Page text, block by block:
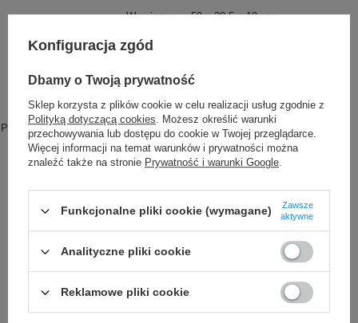
Wymiary 50 x 28.5 x 19 cm
Waga (g)
Wewnętrzny klips do mocowania
portfeli i kluczy
Przekątna ekranu laptopa Więcej 16"
Kieszeń na laptop TAK
Ryanair
Konfiguracja zgód
Dbamy o Twoją prywatność
Sklep korzysta z plików cookie w celu realizacji usług zgodnie z
Polityką dotyczącą cookies. Możesz określić warunki
przechowywania lub dostępu do cookie w Twojej przeglądarce.
Więcej informacji na temat warunków i prywatności można
znaleźć także na stronie Prywatność i warunki Google.
Funkcjonalne pliki cookie (wymagane)
Zawsze
aktywne
Analityczne pliki cookie
Reklamowe pliki cookie